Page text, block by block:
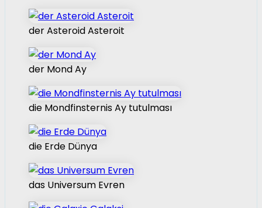
der Asteroid Asteroit
der Mond Ay
die Mondfinsternis Ay tutulması
die Erde Dünya
das Universum Evren